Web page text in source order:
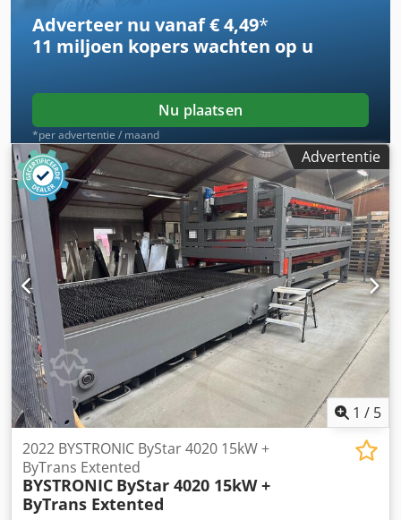
(opwekmoduul): 73.725 h Bedrijfsuren straal aan: 50.873 h
Inclusief: - Depro 6-SPRK afzuiging - Bylaser 4400
Adverteer nu vanaf € 4,49*
11 miljoen koperswachten op u
Nu plaatsen
*per advertentie / maand
Advertentie
1 / 5
2022 BYSTRONIC ByStar 4020 15kW +
ByTrans Extented
BYSTRONIC ByStar 4020 15kW +
ByTrans Extented